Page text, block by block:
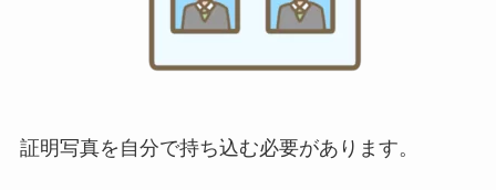
証明写真を自分で持ち込む必要があります。